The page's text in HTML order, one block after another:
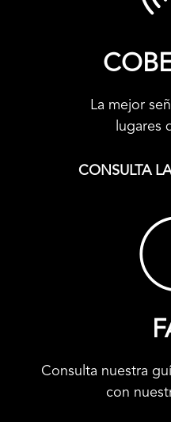
La mejor
lugares
CONSULTA
Consulta nuestra
con